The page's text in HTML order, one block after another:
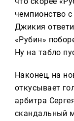
чемпионство
Джикия
«Рубин»
Ну на табло
Наконец, на
откусывает
арбитра
скандальный